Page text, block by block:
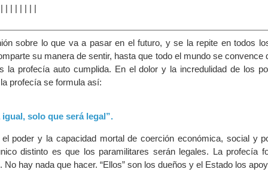
| | | | | | | |
sobre lo que va a pasar en el futuro, y se la repite en todos
su manera de sentir, hasta que todo el mundo se convence
profecía auto cumplida. En el dolor y la incredulidad de los
profecía se formula así:
solo que será legal”.
el poder y la capacidad mortal de coerción económica, social y
distinto es que los paramilitares serán legales. La profecía
No hay nada que hacer. “Ellos” son los dueños y el Estado los